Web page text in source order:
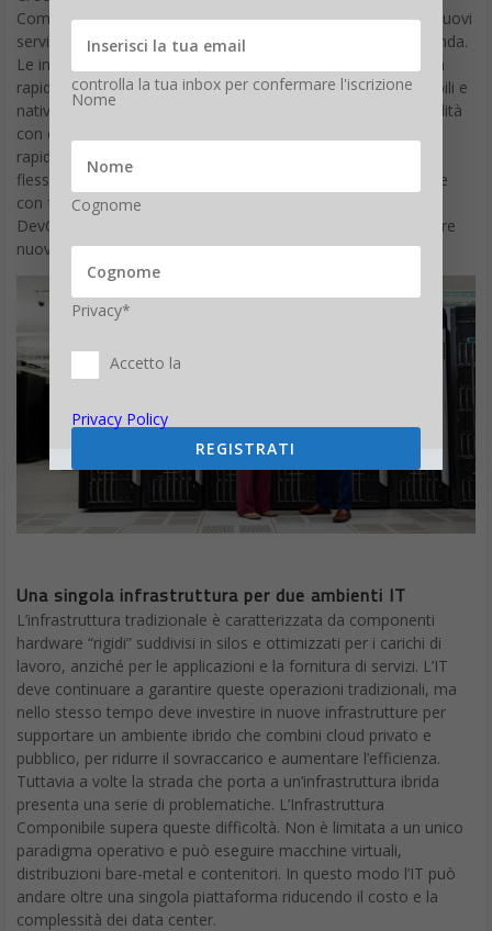
Componibile. Nell’Economia delle Idee, la velocità con cui i nuovi
servizi raggiungono il mercato definisce il successo dell’azienda.
Le infrastrutture tradizionali non sono in grado di creare con
rapidità sufficiente la nuova generazione di applicazioni mobili e
native nel cloud, ma sono proprio queste a definire la modalità
con cui Internet viene utilizzata e progettata. Per produrre
rapidamente le applicazioni è necessaria un’infrastruttura
flessibile e che faciliti lo sviluppo, configurabile e modificabile
con facilità. L’Infrastruttura Componibile consente ai team
DevOps di realizzare nuovi servizi in pochi minuti per proporre
nuove esperienze ai clienti.
Una singola infrastruttura per due ambienti IT
L’infrastruttura tradizionale è caratterizzata da componenti
hardware “rigidi” suddivisi in silos e ottimizzati per i carichi di
lavoro, anziché per le applicazioni e la fornitura di servizi. L’IT
deve continuare a garantire queste operazioni tradizionali, ma
nello stesso tempo deve investire in nuove infrastrutture per
supportare un ambiente ibrido che combini cloud privato e
pubblico, per ridurre il sovraccarico e aumentare l’efficienza.
Tuttavia a volte la strada che porta a un’infrastruttura ibrida
presenta una serie di problematiche. L’Infrastruttura
Componibile supera queste difficoltà. Non è limitata a un unico
paradigma operativo e può eseguire macchine virtuali,
distribuzioni bare-metal e contenitori. In questo modo l’IT può
andare oltre una singola piattaforma riducendo il costo e la
complessità dei data center.
controlla la tua inbox per confermare l'iscrizione
Nome
Cognome
Privacy*
Accetto la
Privacy Policy
REGISTRATI